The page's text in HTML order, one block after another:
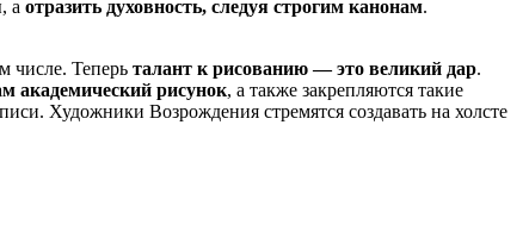
а отразить духовность, следуя строгим канонам.
числе. Теперь талант к рисованию — это великий дар.
академический рисунок, а также закрепляются такие
Художники Возрождения стремятся создавать на холсте